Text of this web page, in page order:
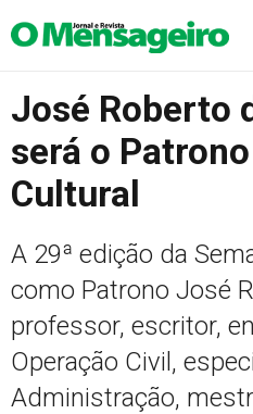
Cultura
Turismo
Cidade
Meio Ambiente
José Roberto
será o
Cultural
A 29ª edição da
como Patrono José
professor, escritor,
Operação Civil,
Administração,